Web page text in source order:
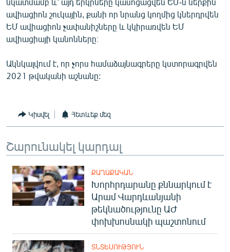
ավիացիոն շուկային, քանի որ նրանց կողմից կներդրվեն
ԵՄ ավիացիոն չափանիշները և կկիրառվեն ԵՄ
ավիացիայի կանոնները։
Ակնկալվում է, որ չորս համաձայնագրերը կստորագրվեն
2021 թվականի աշնանը:
Կիսվել Հետևեք մեզ
Շարունակել կարդալ
ՔԱՂԱՔԱԿԱՆ
Խորհրդարանը քննարկում է
Արամ Վարդևանյանի
թեկնածությունը ԱԺ
փոխխոսնակի պաշտոնում
ՏՆՏԵՍՈՒԹՅՈՒՆ